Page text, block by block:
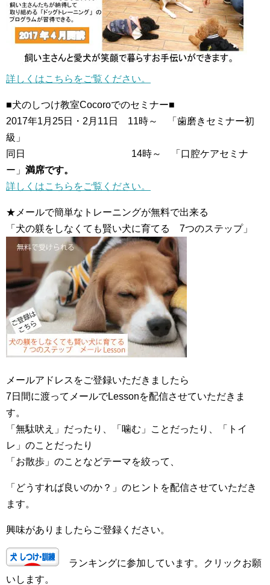
詳しくはこちらをご覧ください。
■犬のしつけ教室Cocoroでのセミナー■
2017年1月25日・2月11日 11時～ 「歯磨きセミナー初
級」
同日 14時～ 「口腔ケアセミナ
ー」 満席です。
詳しくはこちらをご覧ください。
★メールで簡単なトレーニングが無料で出来る
「犬の躾をしなくても賢い犬に育てる 7つのステップ」
メールアドレスをご登録いただきましたら
7日間に渡ってメールでLessonを配信させていただきま
す。
「無駄吠え」だったり、「噛む」ことだったり、「トイ
レ」のことだったり
「お散歩」のことなどテーマを絞って、
「どうすれば良いのか？」のヒントを配信させていただき
ます。
興味がありましたらご登録ください。
ランキングに参加しています。クリックお願
いします。